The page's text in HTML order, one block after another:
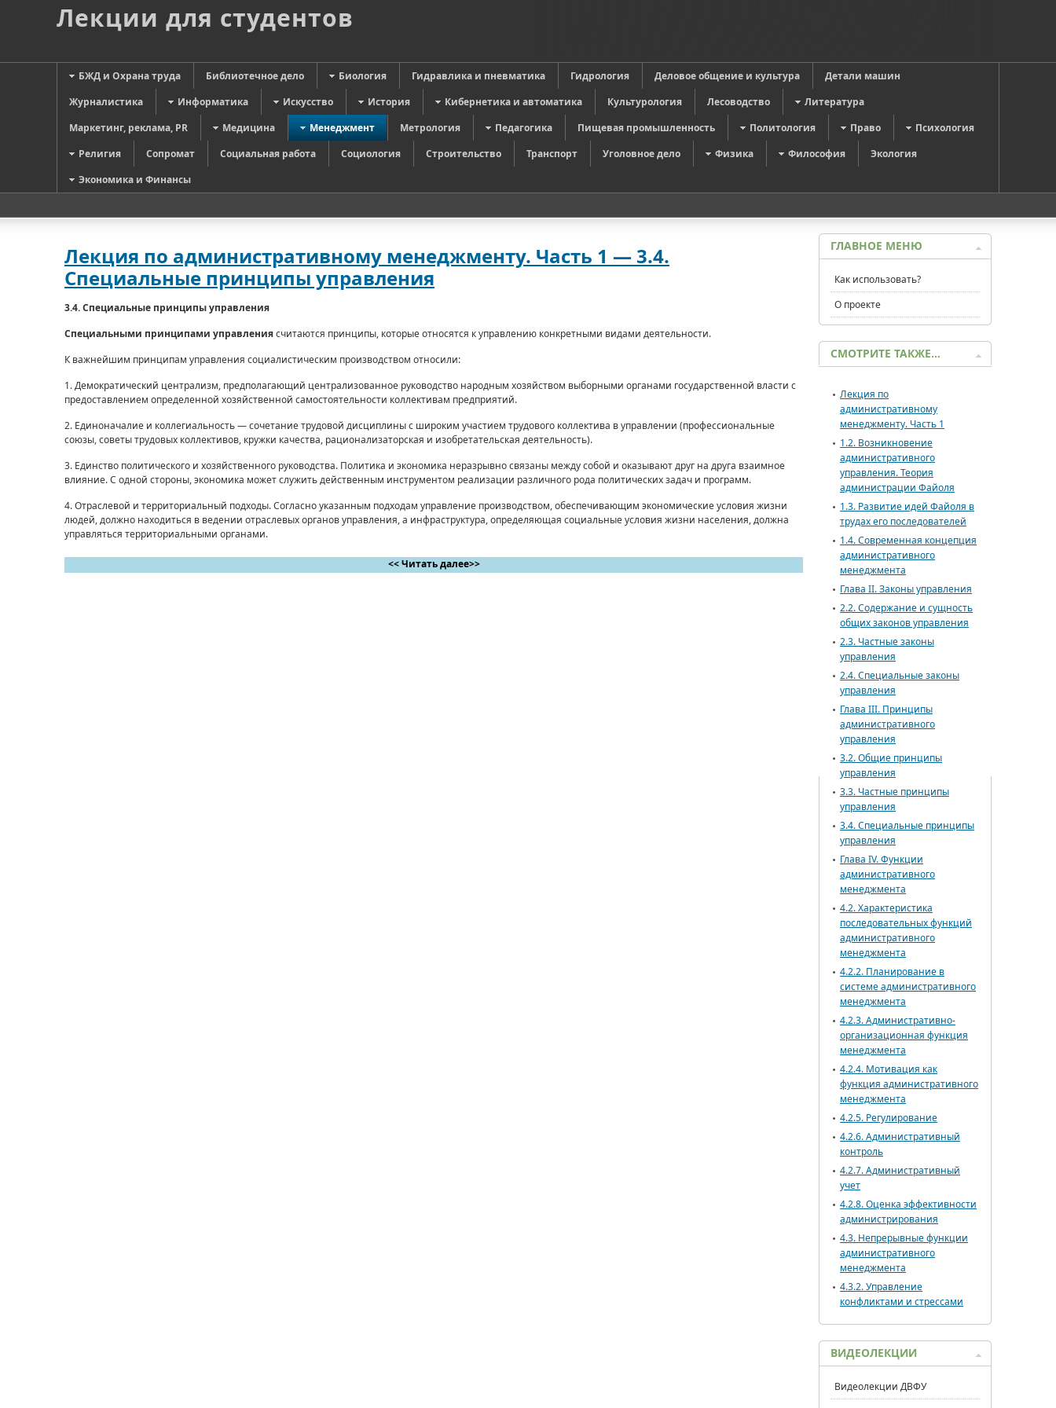
Лекции для студентов
БЖД и Охрана труда Библиотечное дело Биология Гидравлика и пневматика Гидрология Деловое общение и культура
Детали машин
Журналистика
Информатика Искусство История Кибернетика и автоматика Культурология Лесоводство
Литература
Маркетинг, реклама, PR
Медицина Менеджмент Метрология Педагогика Пищевая промышленность Политология Право
Психология
Религия
Сопромат Социальная работа Социология Строительство Транспорт Уголовное дело Физика Философия
Экология
Экономика и Финансы
Лекция по административному менеджменту. Часть 1 — 3.4.
Специальные принципы управления
3.4. Специальные принципы управления
Специальными принципами управлениясчитаются прин­ципы, которые относятся к управлению конкретными вида­ми деятельности.
К важ­нейшим принципам управления социалистическим произ­водством относили:
1. Демократический централизм, предполагающий цент­рализованное руководство народным хозяйством выборны­ми органами государственной власти с
предоставлением оп­ределенной хозяйственной самостоятельности коллективам предприятий.
2. Единоначалие и коллегиальность — сочетание трудо­вой дисциплины с широким участием трудового коллектива в управлении (профессиональные
союзы, советы трудовых коллективов, кружки качества, рационализаторская и изоб­ретательская деятельность).
3. Единство политического и хозяйственного руководства. Политика и экономика неразрывно связаны между собой и оказывают друг на друга взаимное
влияние. С одной сторо­ны, экономика может служить действенным инструментом реализации различного рода политических задач и программ.
4. Отраслевой и территориальный подходы. Согласно ука­занным подходам управление производством, обеспечивающим экономические условия жизни
людей, должно нахо­диться в ведении отраслевых органов управления, а инфра­структура, определяющая социальные условия жизни на­селения, должна
управляться территориальными органами.
<< Читать далее>>
ГЛАВНОЕ МЕНЮ
Как использовать?
О проекте
СМОТРИТЕ ТАКЖЕ…
Лекция по
административному
менеджменту. Часть 1
1.2. Возникновение
административного
управления. Теория
администрации Файоля
1.3. Развитие идей Файоля в
трудах его последователей
1.4. Современная концепция
административного
менеджмента
Глава II. Законы управления
2.2. Содержание и сущность
общих законов управления
2.3. Частные законы
управления
2.4. Специальные законы
управления
Глава III. Принципы
административного
управления
3.2. Общие принципы
управления
3.3. Частные принципы
управления
3.4. Специальные принципы
управления
Глава IV. Функции
административного
менеджмента
4.2. Характеристика
последовательных функций
административного
менеджмента
4.2.2. Планирование в
системе административного
менеджмента
4.2.3. Административно-
организационная функция
менеджмента
4.2.4. Мотивация как
функция административного
менеджмента
4.2.5. Регулирование
4.2.6. Административный
контроль
4.2.7. Административный
учет
4.2.8. Оценка эффективности
администрирования
4.3. Непрерывные функции
административного
менеджмента
4.3.2. Управление
конфликтами и стрессами
ВИДЕОЛЕКЦИИ
Видеолекции ДВФУ